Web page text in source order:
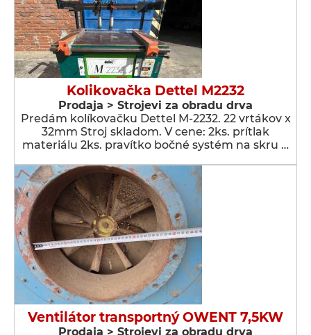
Kolikovačka Dettel M2232
Prodaja > Strojevi za obradu drva
Predám kolíkovačku Dettel M-2232. 22 vrtákov x
32mm Stroj skladom. V cene: 2ks. prítlak
materiálu 2ks. pravítko bočné systém na skru …
Ventilátor transportný OWENT 7,5KW
Prodaja > Strojevi za obradu drva